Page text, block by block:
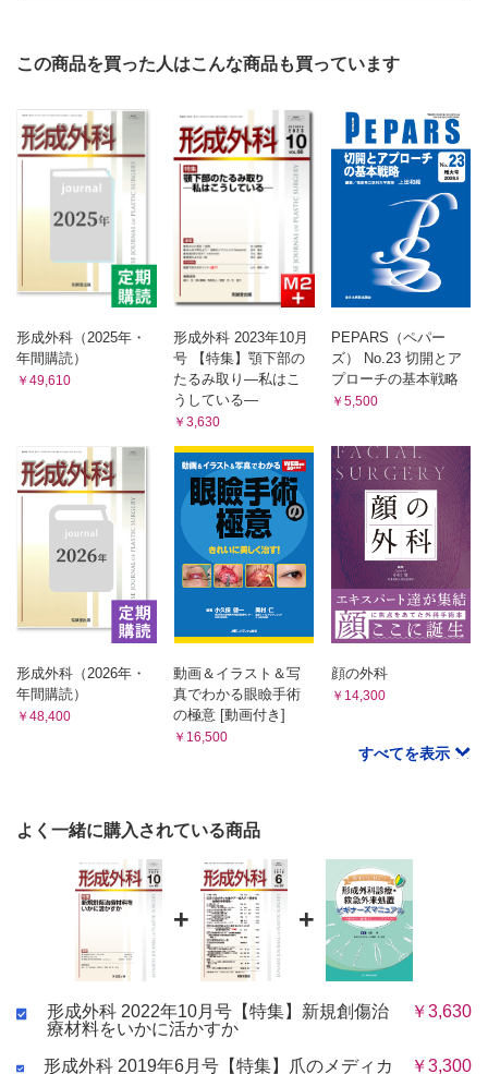
この商品を買った人はこんな商品も買っています
形成外科（2025年・
年間購読）
￥49,610
形成外科 2023年10月
号 【特集】顎下部の
たるみ取り―私はこ
うしている―
￥3,630
PEPARS（ペパー
ズ） No.23 切開とア
プローチの基本戦略
￥5,500
形成外科（2026年・
年間購読）
￥48,400
動画＆イラスト＆写
真でわかる眼瞼手術
の極意 [動画付き]
￥16,500
顔の外科
￥14,300
すべてを表示
よく一緒に購入されている商品
+ +
形成外科 2022年10月号【特集】新規創傷治
療材料をいかに活かすか
￥3,630
形成外科 2019年6月号【特集】爪のメディカ
￥3,300